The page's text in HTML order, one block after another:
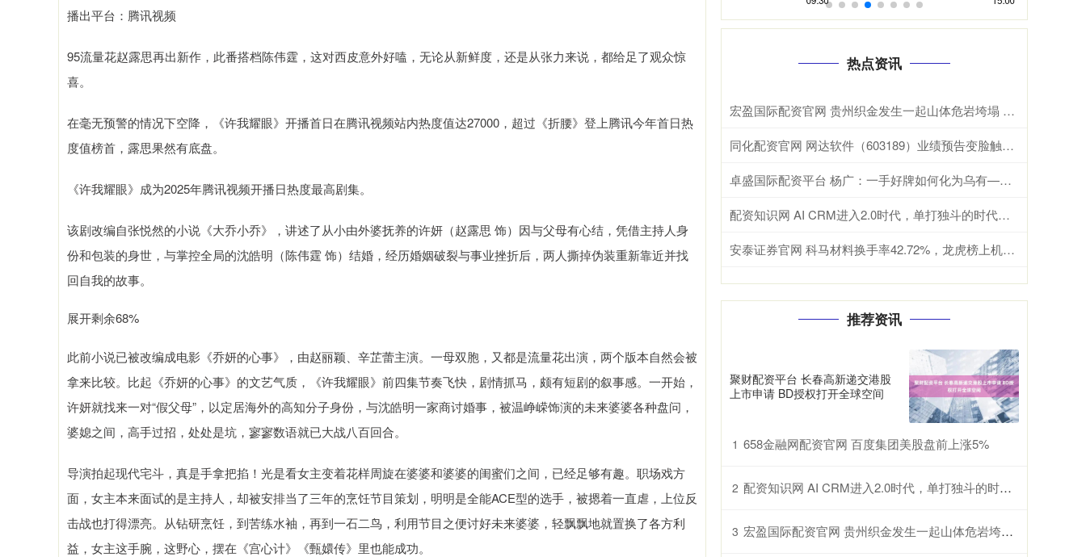
播出平台：腾讯视频
95流量花赵露思再出新作，此番搭档陈伟霆，这对西皮意外好嗑，无论从新鲜度，还是从张力来说，都给足了观众惊
喜。
在毫无预警的情况下空降，《许我耀眼》开播首日在腾讯视频站内热度值达27000，超过《折腰》登上腾讯今年首日热
度值榜首，露思果然有底盘。
《许我耀眼》成为2025年腾讯视频开播日热度最高剧集。
该剧改编自张悦然的小说《大乔小乔》，讲述了从小由外婆抚养的许妍（赵露思 饰）因与父母有心结，凭借主持人身
份和包装的身世，与掌控全局的沈皓明（陈伟霆 饰）结婚，经历婚姻破裂与事业挫折后，两人撕掉伪装重新靠近并找
回自我的故事。
展开剩余68%
此前小说已被改编成电影《乔妍的心事》，由赵丽颖、辛芷蕾主演。一母双胞，又都是流量花出演，两个版本自然会被
拿来比较。比起《乔妍的心事》的文艺气质，《许我耀眼》前四集节奏飞快，剧情抓马，颇有短剧的叙事感。一开始，
许妍就找来一对“假父母”，以定居海外的高知分子身份，与沈皓明一家商讨婚事，被温峥嵘饰演的未来婆婆各种盘问，
婆媳之间，高手过招，处处是坑，寥寥数语就已大战八百回合。
导演拍起现代宅斗，真是手拿把掐！光是看女主变着花样周旋在婆婆和婆婆的闺蜜们之间，已经足够有趣。职场戏方
面，女主本来面试的是主持人，却被安排当了三年的烹饪节目策划，明明是全能ACE型的选手，被摁着一直虐，上位反
击战也打得漂亮。从钻研烹饪，到苦练水袖，再到一石二鸟，利用节目之便讨好未来婆婆，轻飘飘地就置换了各方利
益，女主这手腕，这野心，摆在《宫心计》《甄嬛传》里也能成功。
热点资讯
宏盈国际配资官网 贵州织金发生一起山体危岩垮塌 提前转移未造成人员伤亡
同化配资官网 网达软件（603189）业绩预告变脸触发退市警示，投资者或可索赔
卓盛国际配资平台 杨广：一手好牌如何化为乌有——深度剖析其政治失策
配资知识网 AI CRM进入2.0时代，单打独斗的时代结束了
安泰证券官网 科马材料换手率42.72%，龙虎榜上机构买入879.28万元，卖出1780.09万元
推荐资讯
聚财配资平台 长春高新递交港股
上市申请 BD授权打开全球空间
1 658金融网配资官网 百度集团美股盘前上涨5%
2 配资知识网 AI CRM进入2.0时代，单打独斗的时代结束了
3 宏盈国际配资官网 贵州织金发生一起山体危岩垮塌 提前转移未造成人员伤亡